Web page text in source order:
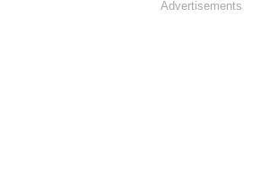
Advertisements